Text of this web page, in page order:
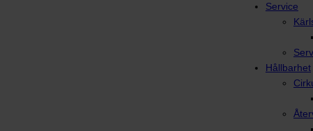
Service
Hållbarhet